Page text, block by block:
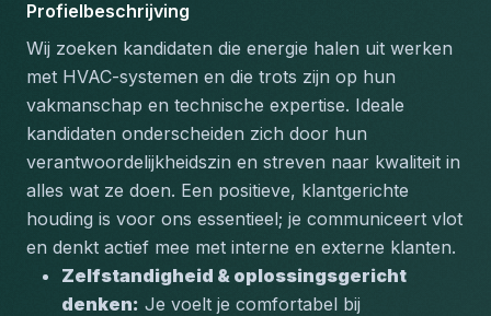
Profielbeschrijving
Wij zoeken kandidaten die energie halen uit werken
met HVAC-systemen en die trots zijn op hun
vakmanschap en technische expertise. Ideale
kandidaten onderscheiden zich door hun
verantwoordelijkheidszin en streven naar kwaliteit in
alles wat ze doen. Een positieve, klantgerichte
houding is voor ons essentieel; je communiceert vlot
en denkt actief mee met interne en externe klanten.
Zelfstandigheid & oplossingsgericht
denken: Je voelt je comfortabel bij